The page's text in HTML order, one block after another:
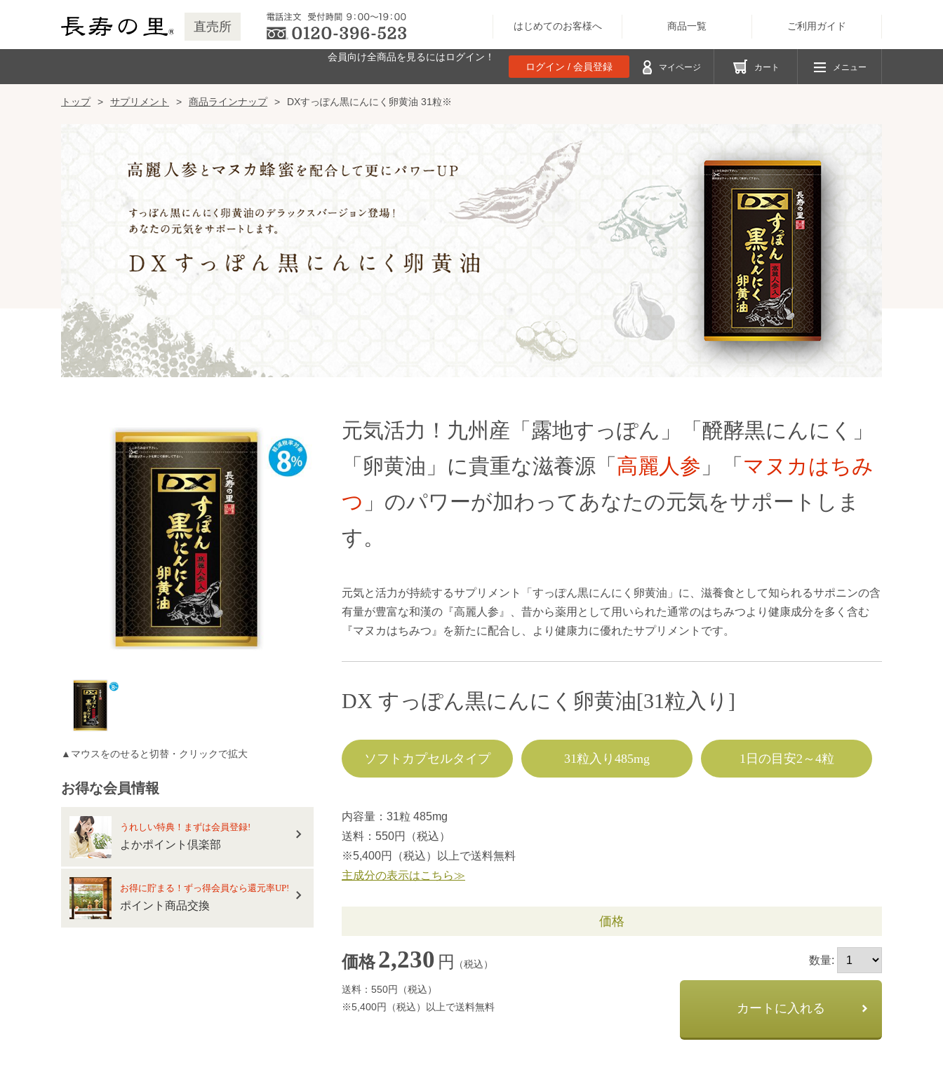
直売所 はじめてのお客様へ 商品一覧 ご利用ガイド
会員向け全商品を見るにはログイン！
ログイン / 会員登録
マイページ カート メニュー
トップ サプリメント 商品ラインナップ DXすっぽん黒にんにく卵黄油 31粒※
▲マウスをのせると切替・クリックで拡大
お得な会員情報
うれしい特典！まずは会員登録!
よかポイント倶楽部
お得に貯まる！ずっ得会員なら還元率UP!
ポイント商品交換
元気活力！九州産「露地すっぽん」「醗酵黒にんにく」
「卵黄油」に貴重な滋養源「 高麗人参 」「 マヌカはちみ
つ 」のパワーが加わってあなたの元気をサポートしま
す。
元気と活力が持続するサプリメント「すっぽん黒にんにく卵黄油」に、滋養食として知られるサポニンの含
有量が豊富な和漢の『高麗人参』、昔から薬用として用いられた通常のはちみつより健康成分を多く含む
『マヌカはちみつ』を新たに配合し、より健康力に優れたサプリメントです。
DX すっぽん黒にんにく卵黄油[31粒入り]
ソフトカプセルタイプ 31粒入り485mg 1日の目安2～4粒
内容量：31粒 485mg
送料：550円（税込）
※5,400円（税込）以上で送料無料
主成分の表示はこちら≫
価格
価格2,230 円 （税込）
送料：550円（税込）
※5,400円（税込）以上で送料無料
数量:
カートに入れる